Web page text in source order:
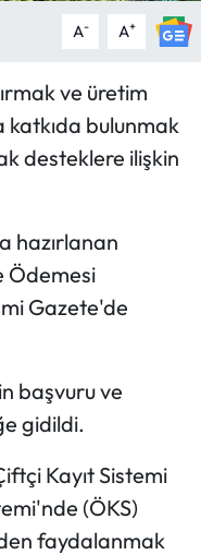
A- A+
ve üretim
katkıda bulunmak
desteklere ilişkin
hazırlanan
Ödemesi
Gazete'de
başvuru ve
gidildi.
Kayıt Sistemi
(ÖKS)
faydalanmak